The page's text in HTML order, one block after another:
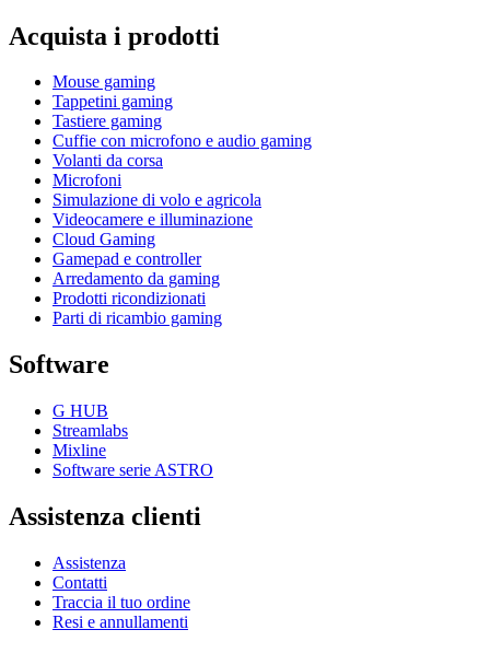
Acquista i prodotti
Mouse gaming
Tappetini gaming
Tastiere gaming
Cuffie con microfono e audio gaming
Volanti da corsa
Microfoni
Simulazione di volo e agricola
Videocamere e illuminazione
Cloud Gaming
Gamepad e controller
Arredamento da gaming
Prodotti ricondizionati
Parti di ricambio gaming
Software
G HUB
Streamlabs
Mixline
Software serie ASTRO
Assistenza clienti
Assistenza
Contatti
Traccia il tuo ordine
Resi e annullamenti